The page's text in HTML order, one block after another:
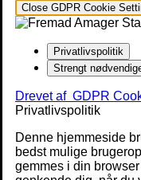
Close GDPR Cookie
Privatlivspolitik
Strengt
Drevet af GDPR
Privatlivspolitik
Denne hjemmeside
bedst mulige
gemmes i din